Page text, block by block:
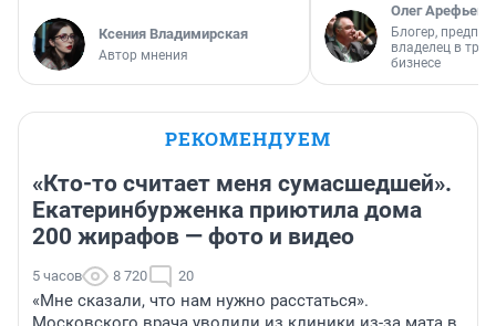
Ксения Владимирская
Автор мнения
Олег Арефьев
Блогер,
владелец в
бизнесе
РЕКОМЕНДУЕМ
«Кто-то считает меня сумасшедшей».
Екатеринбурженка приютила дома
200 жирафов — фото и видео
5 часов 8 720 20
«Мне сказали, что нам нужно расстаться».